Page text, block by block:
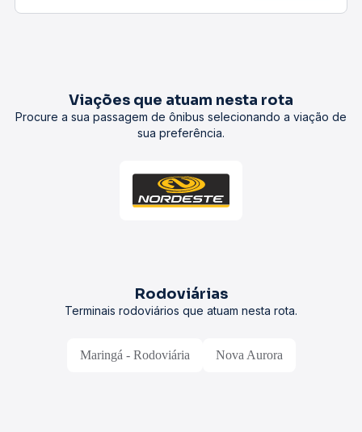
Viações que atuam nesta rota
Procure a sua passagem de ônibus selecionando a viação de
sua preferência.
Rodoviárias
Terminais rodoviários que atuam nesta rota.
Maringá - Rodoviária Nova Aurora